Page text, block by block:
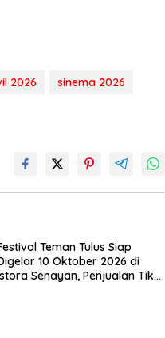
2026
sinema 2026
Teman Tulus Siap
10 Oktober 2026 di
Senayan, Penjualan Tiket